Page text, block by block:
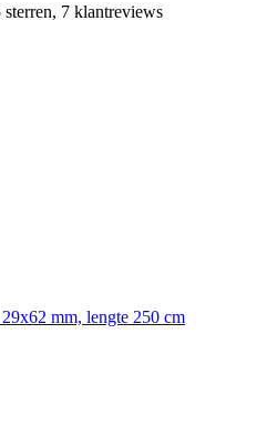
7 klantreviews
mm, lengte 250 cm